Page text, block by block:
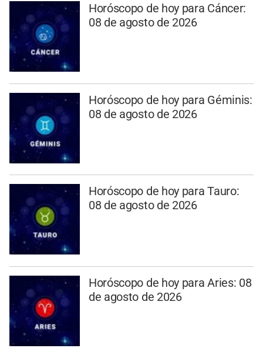
Horóscopo de hoy para Cáncer:
08 de agosto de 2026
Horóscopo de hoy para Géminis:
08 de agosto de 2026
Horóscopo de hoy para Tauro:
08 de agosto de 2026
Horóscopo de hoy para Aries: 08
de agosto de 2026